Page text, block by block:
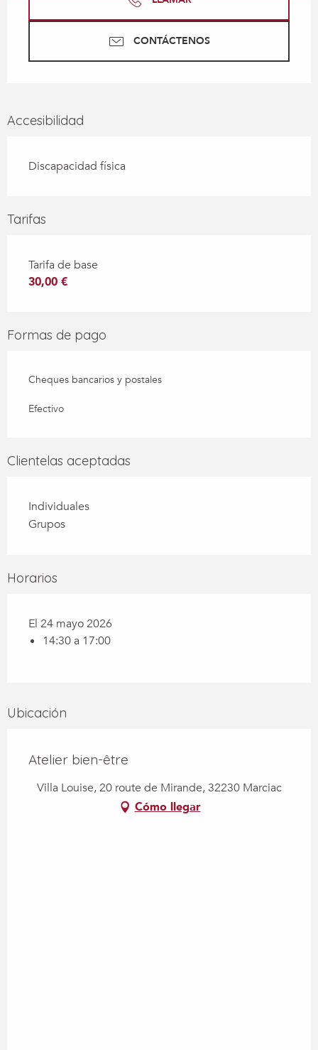
CONTÁCTENOS
Accesibilidad
Discapacidad física
Tarifas
Tarifa de base
30,00 €
Formas de pago
Cheques bancarios y postales
Efectivo
Clientelas aceptadas
Individuales
Grupos
Horarios
El 24 mayo 2026
14:30 a 17:00
Ubicación
Atelier bien-être
Villa Louise, 20 route de Mirande, 32230 Marciac
Cómo llegar